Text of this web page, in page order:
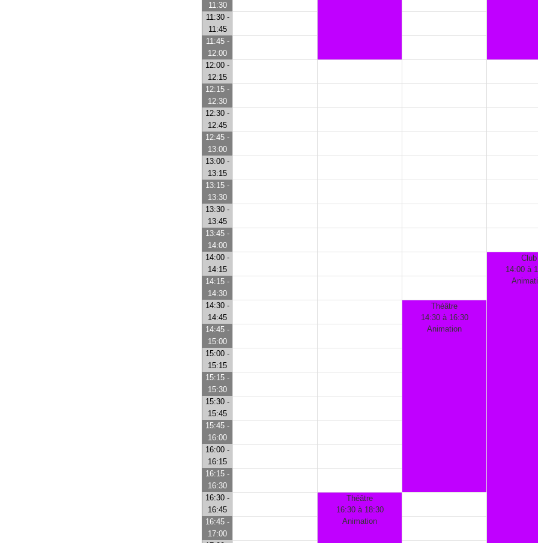
11:30
11:30 -
11:45
11:45 -
12:00
12:00 -
12:15
12:15 -
12:30
12:30 -
12:45
12:45 -
13:00
13:00 -
13:15
13:15 -
13:30
13:30 -
13:45
13:45 -
14:00
14:00 -
14:15
Club
14:00 à
14:15 -
14:30
14:30 -
14:45
Théâtre
14:30 à 16:30
Animation
14:45 -
15:00
15:00 -
15:15
15:15 -
15:30
15:30 -
15:45
15:45 -
16:00
16:00 -
16:15
16:15 -
16:30
16:30 -
16:45
Théâtre
16:30 à 18:30
Animation
16:45 -
17:00